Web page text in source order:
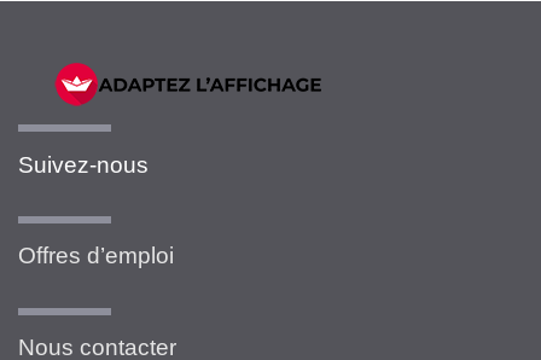
Suivez-nous
Offres d’emploi
Nous contacter